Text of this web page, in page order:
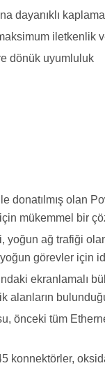
dayanıklı kaplama
iletkenlik
dönük uyumluluk
donatılmış olan
mükemmel bir
yoğun ağ trafiği
görevler için
ekranlamalı
alanların
önceki tüm
konnektörler,